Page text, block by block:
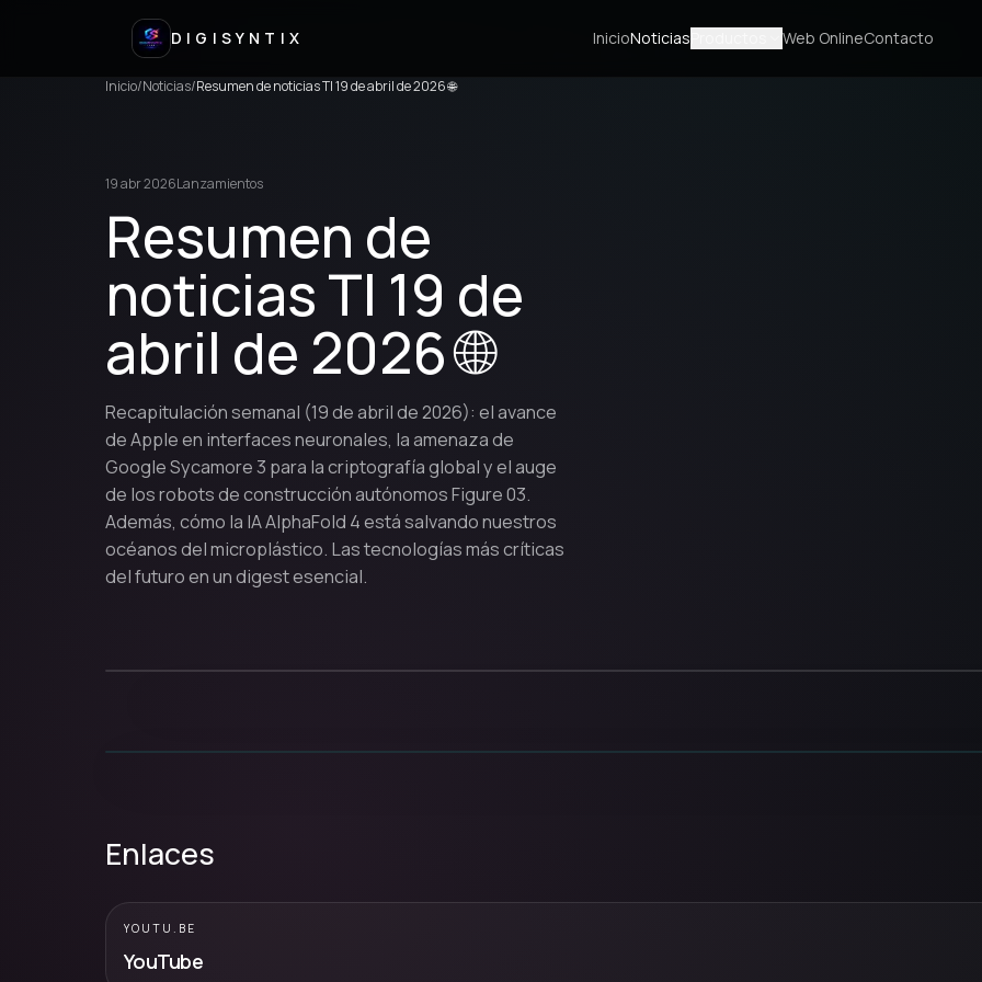
DIGISYNTIX InicioNoticias Web OnlineContacto
Inicio/Noticias/Resumen de noticias TI 19 de abril de 2026 🌐
19 abr 2026Lanzamientos
Resumen de
noticias TI 19 de
abril de 2026 🌐
Recapitulación semanal (19 de abril de 2026): el avance
de Apple en interfaces neuronales, la amenaza de
Google Sycamore 3 para la criptografía global y el auge
de los robots de construcción autónomos Figure 03.
Además, cómo la IA AlphaFold 4 está salvando nuestros
océanos del microplástico. Las tecnologías más críticas
del futuro en un digest esencial.
Enlaces
YOUTU.BE
YouTube